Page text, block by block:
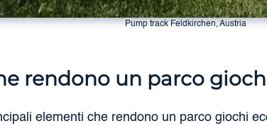
Pump track Feldkirchen, Austria
rendono un parco
elementi che rendono un parco giochi